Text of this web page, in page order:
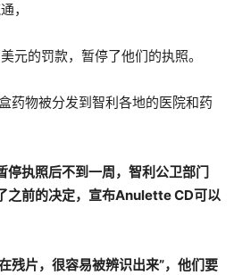
，
元的罚款，暂停了他们的执照。
药物被分发到智利各地的医院和药
停执照后不到一周，智利公卫部门
之前的决定，宣布Anulette CD可以
残片，很容易被辨识出来”，他们要